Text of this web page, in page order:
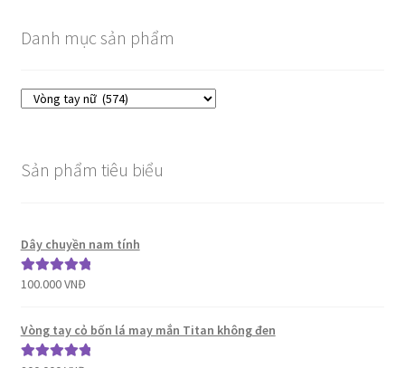
Danh mục sản phẩm
Sản phẩm tiêu biểu
Dây chuyền nam tính
Được xếp
sao
100.000VNĐ
Vòng tay cỏ bốn lá may mắn Titan không đen